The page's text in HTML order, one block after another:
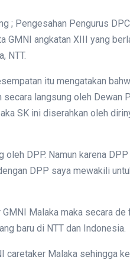
; Pengesahan Pengurus
GMNI angkatan XIII yang
NTT.
itu mengatakan
langsung oleh Dewan
SK ini diserahkan oleh
oleh DPP. Namun karena
DPP saya mewakili
Malaka maka secara de
baru di NTT dan Indonesia.
caretaker Malaka sehingga